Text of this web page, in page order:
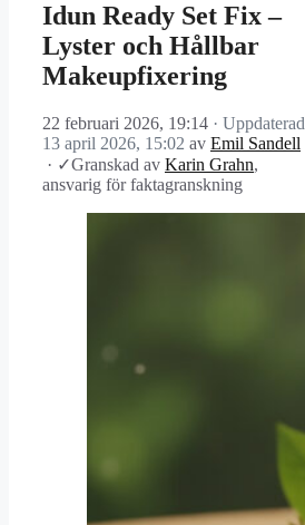
Idun Ready Set Fix –
Lyster och Hållbar
Makeupfixering
22 februari 2026, 19:14 · Uppdaterad
13 april 2026, 15:02 av Emil Sandell
· ✓Granskad av Karin Grahn,
ansvarig för faktagranskning